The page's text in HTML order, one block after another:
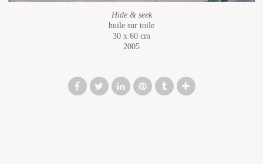
Hide & seek
huile sur toile
30 x 60 cm
2005